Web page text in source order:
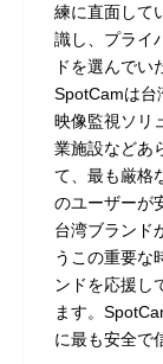
練に直面して
識し、プライ
ドを選んでい
SpotCamは台
映像監視ソリ
業施設などあ
て、最も厳格
のユーザーが
台湾ブランド
うこの重要な
ンドを応援し
ます。
に最も安全で